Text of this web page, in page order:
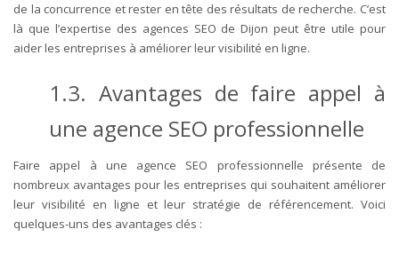
de la concurrence et rester en tête des résultats de recherche. C’est
là que l’expertise des agences SEO de Dijon peut être utile pour
aider les entreprises à améliorer leur visibilité en ligne.
1.3. Avantages de faire appel à
une agence SEO professionnelle
Faire appel à une agence SEO professionnelle présente de
nombreux avantages pour les entreprises qui souhaitent améliorer
leur visibilité en ligne et leur stratégie de référencement. Voici
quelques-uns des avantages clés :